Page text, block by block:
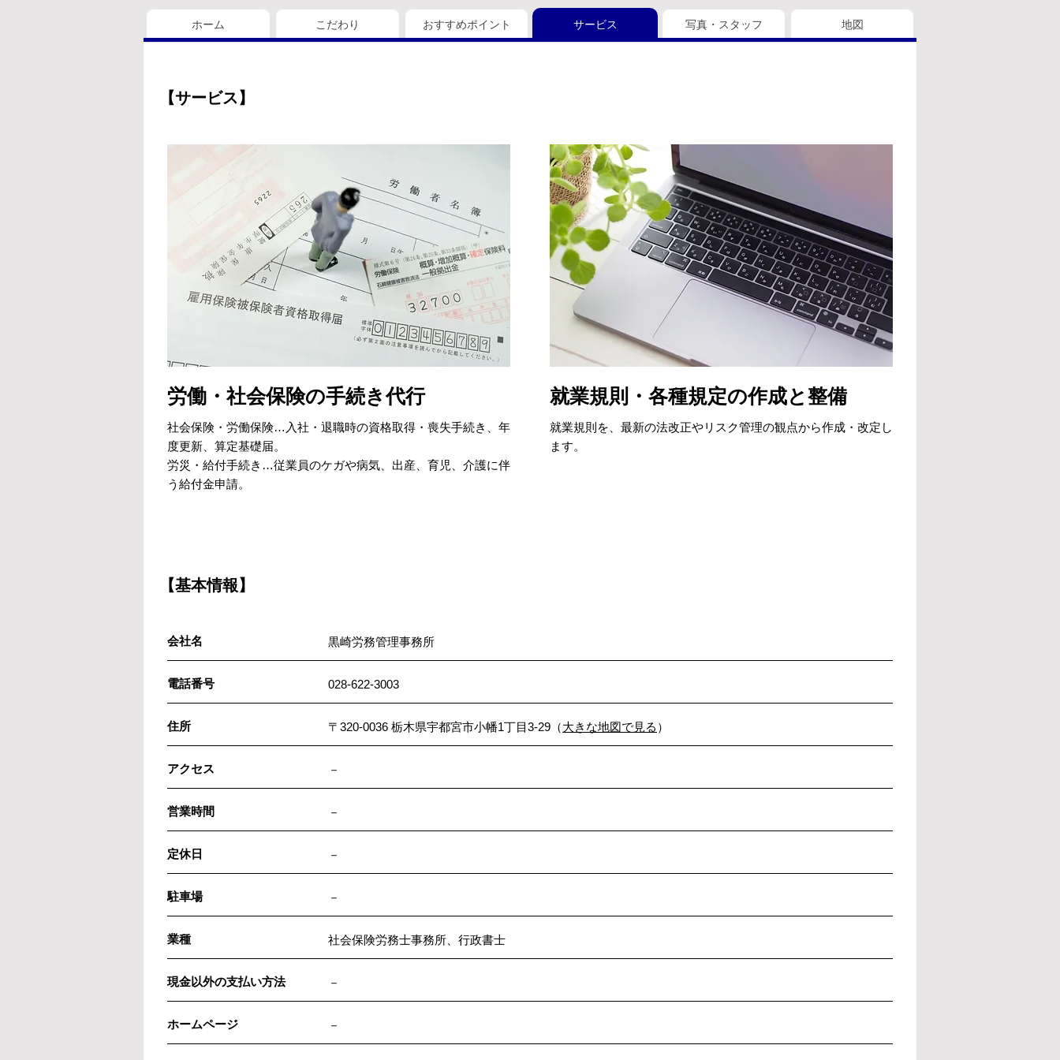
ホーム こだわり おすすめポイント サービス 写真・スタッフ 地図
【サービス】
労働・社会保険の手続き代行
社会保険・労働保険…入社・退職時の資格取得・喪失手続き、年
度更新、算定基礎届。
労災・給付手続き…従業員のケガや病気、出産、育児、介護に伴
う給付金申請。
就業規則・各種規定の作成と整備
就業規則を、最新の法改正やリスク管理の観点から作成・改定し
ます。
【基本情報】
会社名 黒崎労務管理事務所
電話番号 028-622-3003
住所 〒320-0036 栃木県宇都宮市小幡1丁目3-29（大きな地図で見る ）
アクセス －
営業時間 －
定休日 －
駐車場 －
業種 社会保険労務士事務所、行政書士
現金以外の支払い方法 －
ホームページ －